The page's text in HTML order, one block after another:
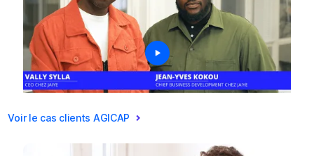
Voir le cas clients AGICAP